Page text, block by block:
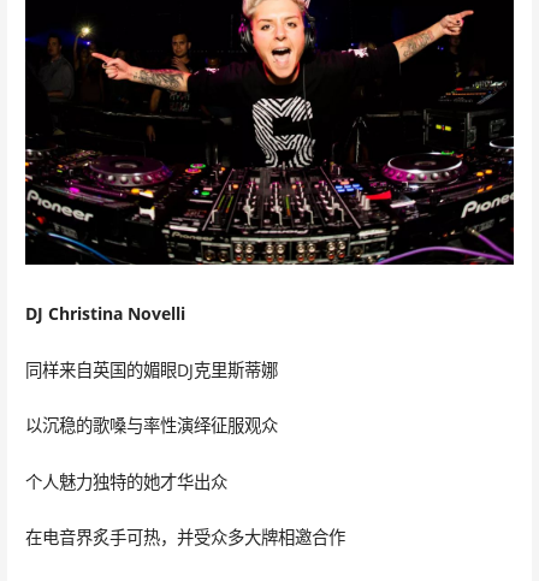
DJ Christina Novelli
同样来自英国的媚眼DJ克里斯蒂娜
以沉稳的歌嗓与率性演绎征服观众
个人魅力独特的她才华出众
在电音界炙手可热，并受众多大牌相邀合作